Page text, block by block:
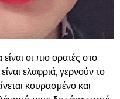
οι πιο ορατές στο
ελαφριά, γερνούν το
κουρασμένο και